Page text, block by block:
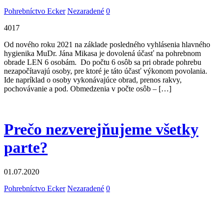
Pohrebníctvo Ecker Nezaradené 0
4017
Od nového roku 2021 na základe posledného vyhlásenia hlavného
hygienika MuDr. Jána Mikasa je dovolená účasť na pohrebnom
obrade LEN 6 osobám. Do počtu 6 osôb sa pri obrade pohrebu
nezapočítavajú osoby, pre ktoré je táto účasť výkonom povolania.
Ide napríklad o osoby vykonávajúce obrad, prenos rakvy,
pochovávanie a pod. Obmedzenia v počte osôb – […]
Prečo nezverejňujeme všetky
parte?
01.07.2020
Pohrebníctvo Ecker Nezaradené 0